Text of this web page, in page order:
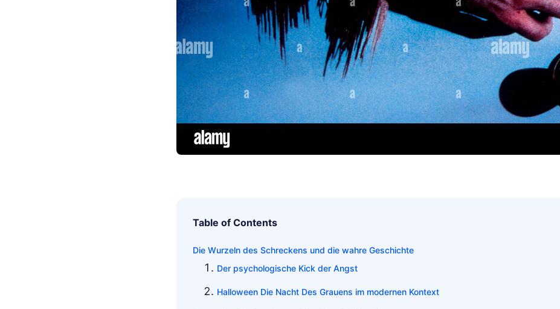
Table of Contents
Die Wurzeln des Schreckens und die wahre Geschichte
Der psychologische Kick der Angst
Halloween Die Nacht Des Grauens im modernen Kontext